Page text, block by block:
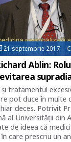
21 septembrie 2017
Ablin:
tratamentul
pot duce în multe
deces. Potrivit
al Universității din
de ideea că
care prescriu un